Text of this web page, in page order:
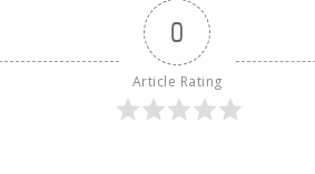
0
Article Rating